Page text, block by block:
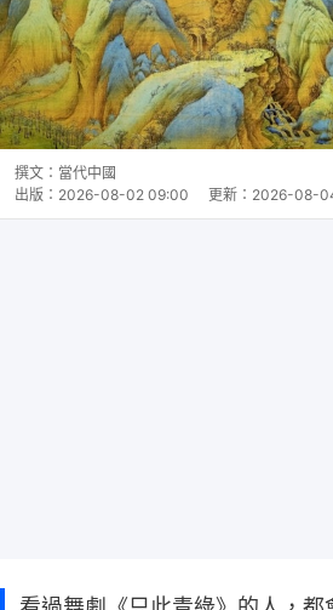
撰文： 當代中國
出版： 2026-08-02 09:00 更新： 2026-08-